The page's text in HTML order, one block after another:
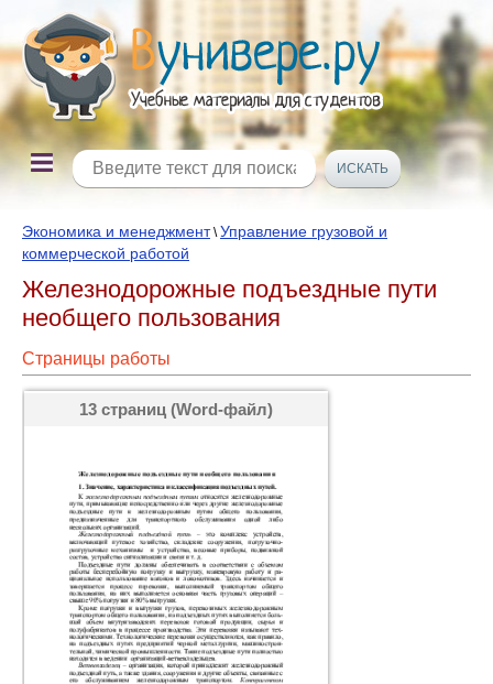
Экономика и менеджмент\Управление грузовой и
коммерческой работой
Железнодорожные подъездные пути
необщего пользования
Страницы работы
13 страниц (Word-файл)